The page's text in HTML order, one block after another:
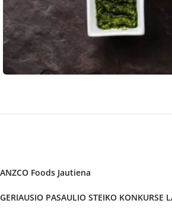
ANZCO Foods Jautiena
GERIAUSIO PASAULIO STEIKO KONKURSE